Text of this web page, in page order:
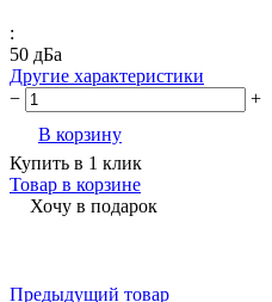
:
50 дБа
Другие характеристики
−
+
В корзину
Купить в 1 клик
Товар в корзине
Хочу в подарок
Предыдущий товар